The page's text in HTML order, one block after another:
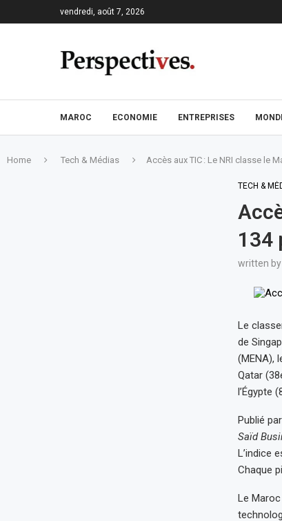
vendredi, août 7, 2026
MAROC ECONOMIE ENTREPRISES
Home Tech & Médias Accès aux TIC : Le NRI classe le
TECH &
134
written by
Le
de
(MENA),
Qatar
l’Égypte
Publié
Saïd
L’indice
Chaque
Le